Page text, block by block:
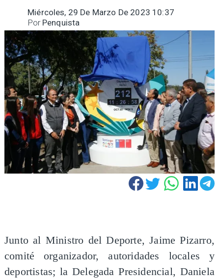
Miércoles, 29 De Marzo De 2023 10:37
Penquista
Por
Junto al Ministro del Deporte, Jaime Pizarro,
comité organizador, autoridades locales y
deportistas; la Delegada Presidencial, Daniela